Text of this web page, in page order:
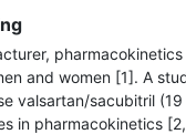
and women [1]. A
valsartan/sacubitril (19
in pharmacokinetics